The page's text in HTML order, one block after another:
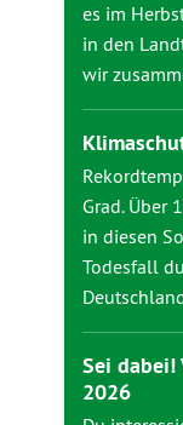
es im
in den
wir
Grad. Über
in diesen
Todesfall
Sei
2026